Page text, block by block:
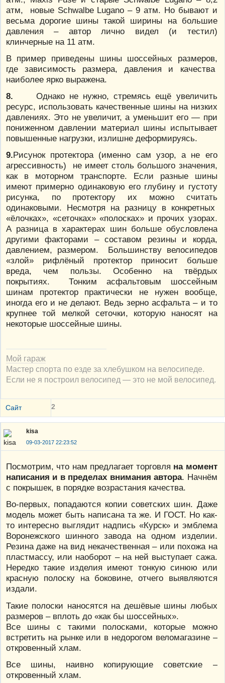
атм, новые Schwalbe Lugano – 9 атм. Но бывают и
весьма дорогие шины такой ширины на большие
давления – автор лично видел (и тестил)
клинчерные на 11 атм.
В пример приведены шины шоссейных размеров,
где зависимость размера, давления и качества
наиболее ярко выражена.
8. Однако не нужно, стремясь ещё увеличить
ресурс, использовать качественные шины на низких
давлениях. Это не увеличит, а уменьшит его — при
пониженном давлении материал шины испытывает
повышенные нагрузки, излишне деформируясь.
9.Рисунок протектора (именно сам узор, а не его
агрессивность) не имеет столь большого значения,
как в моторном транспорте. Если разные шины
имеют примерно одинаковую его глубину и густоту
рисунка, по протектору их можно считать
одинаковыми. Несмотря на разницу в конкретных
«ёлочках», «сеточках» «полосках» и прочих узорах.
А разница в характерах шин больше обусловлена
другими факторами – составом резины и корда,
давлением, размером. Большинству велосипедов
«злой» рифлёный протектор приносит больше
вреда, чем пользы. Особенно на твёрдых
покрытиях. Тонким асфальтовым шоссейным
шинам протектор практически не нужен вообще,
иногда его и не делают. Ведь зерно асфальта – и то
крупнее той мелкой сеточки, которую наносят на
некоторые шоссейные шины.
Мой гараж
Мастер спорта по езде за хлебушком на велосипеде.
Если не я построил велосипед — это не мой велосипед.
Сайт 2
kisa
09-03-2017 22:23:52
Посмотрим, что нам предлагает торговля на момент
написания и в пределах внимания автора. Начнём
с покрышек, в порядке возрастания качества.
Во-первых, попадаются копии советских шин. Даже
модель может быть написана та же. И ГОСТ. Но как-
то интересно выглядит надпись «Курск» и эмблема
Воронежского шинного завода на одном изделии.
Резина даже на вид некачественная – или похожа на
пластмассу, или наоборот – на ней выступает сажа.
Нередко такие изделия имеют тонкую синюю или
красную полоску на боковине, отчего выявляются
издали.
Такие полоски наносятся на дешёвые шины любых
размеров – вплоть до «как бы шоссейных».
Все шины с такими полосками, которые можно
встретить на рынке или в недорогом веломагазине –
откровенный хлам.
Все шины, наивно копирующие советские –
откровенный хлам.